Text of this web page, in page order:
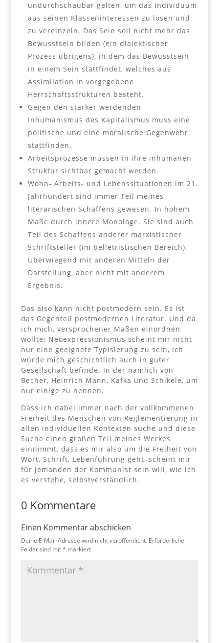
undurchschaubar gelten, um das Individuum
aus seinen Klasseninteressen zu lösen und
zu vereinzeln. Das Sein soll nicht mehr das
Bewusstsein bilden (ein dialektischer
Prozess übrigens), in dem das Bewusstsein
in einem Sein stattfindet, welches aus
Assimilation in vorgegebene
Herrschaftsstrukturen besteht.
Gegen den stärker werdenden
Inhumanismus des Kapitalismus muss eine
politische und eine moralische Gegenwehr
stattfinden.
Arbeitsprozesse müssen in ihre inhumanen
Struktur sichtbar gemacht werden.
Wohn- Arbeits- und Lebenssituationen im 21.
Jahrhundert sind immer Teil meines
literarischen Schaffens gewesen. In hohem
Maße durch innere Monologe. Sie sind auch
Teil des Schaffens anderer marxistischer
Schriftsteller (im belletristischen Bereich).
Überwiegend mit anderen Mitteln der
Darstellung, aber nicht mit anderem
Ergebnis.
Das also kann nicht postmodern sein. Es ist
das Gegenteil postmodernen Literatur. Und da
ich mich, versprochener Maßen einordnen
wollte: Neoexpressionismus scheint mir nicht
nur eine geeignete Typisierung zu sein, ich
würde mich geschichtlich auch in guter
Gesellschaft befinde. In der nämlich von
Becher, Heinrich Mann, Kafka und Schikele, um
nur einige zu nennen.
Dass ich dabei immer nach der vollkommenen
Freiheit des Menschen von Reglementierung in
allen individuellen Kontexten suche und diese
Suche einen großen Teil meines Werkes
einnimmt, dass es mir also um die Freiheit von
Wort, Schrift, Lebenführung geht, scheint mir
für jemanden der Kommunist sein will, wie ich
es verstehe, selbstverständlich.
0 Kommentare
Einen Kommentar abschicken
Deine E-Mail-Adresse wird nicht veröffentlicht. Erforderliche
Felder sind mit* markiert